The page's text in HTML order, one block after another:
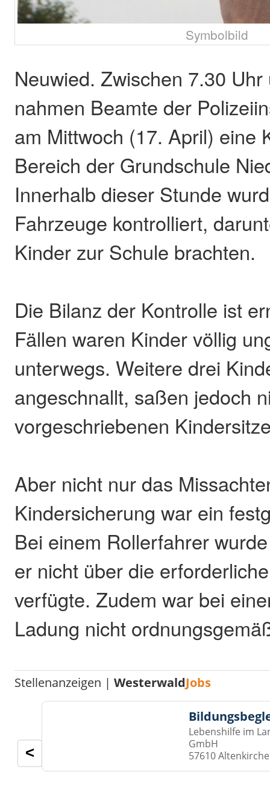
Symbolbild
Neuwied. Zwischen 7.30
nahmen Beamte der
am Mittwoch (17. April) eine
Bereich der Grundschule
Innerhalb dieser Stunde
Fahrzeuge kontrolliert,
Kinder zur Schule brachten.
Die Bilanz der Kontrolle ist
Fällen waren Kinder völlig
unterwegs. Weitere drei
angeschnallt, saßen jedoch
vorgeschriebenen
Aber nicht nur das
Kindersicherung war ein
Bei einem Rollerfahrer
er nicht über die
verfügte. Zudem war bei
Ladung nicht
Stellenanzeigen |WesterwaldJobs
Lebenshilfe im
GmbH
57610
<